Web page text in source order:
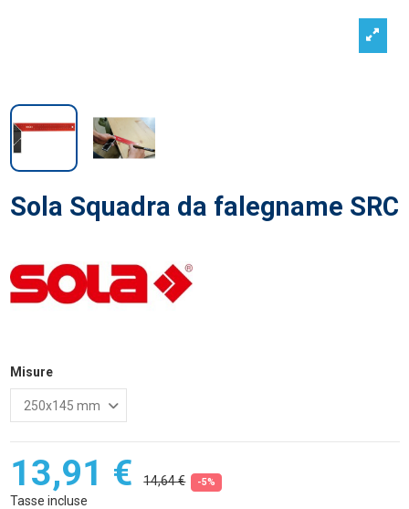
Sola Squadra da falegname SRC
Misure
13,91 € 14,64 € -5%
Tasse incluse